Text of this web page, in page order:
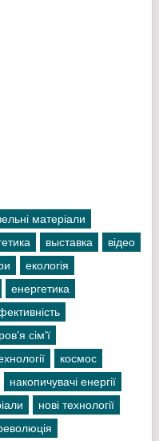
матеріали
выставка
відео
екологія
енергетика
сім'ї
космос
накопичувачі енергії
нові технології